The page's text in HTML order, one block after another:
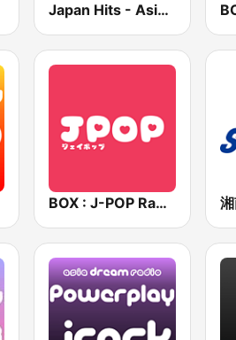
Japan Hits - Asia DREAM Radio
BOX : J-POP Radio - ジェイポップ 無線